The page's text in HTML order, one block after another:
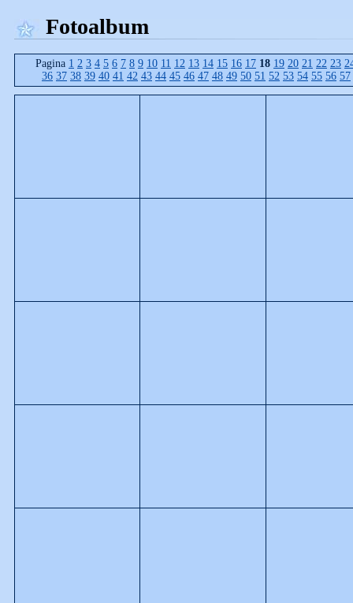
Fotoalbum
Pagina 1 2 3 4 5 6 7 8 9 10 11 12 13 14 15 16 17 18 19 20 21 22 23
36 37 38 39 40 41 42 43 44 45 46 47 48 49 50 51 52 53 54 55 56 57